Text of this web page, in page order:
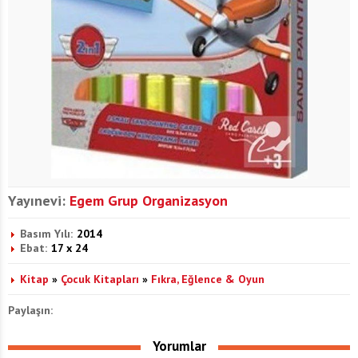
Yayınevi: Egem Grup Organizasyon
Basım Yılı: 2014
Ebat: 17 x 24
Kitap » Çocuk Kitapları » Fıkra, Eğlence & Oyun
Paylaşın:
Yorumlar